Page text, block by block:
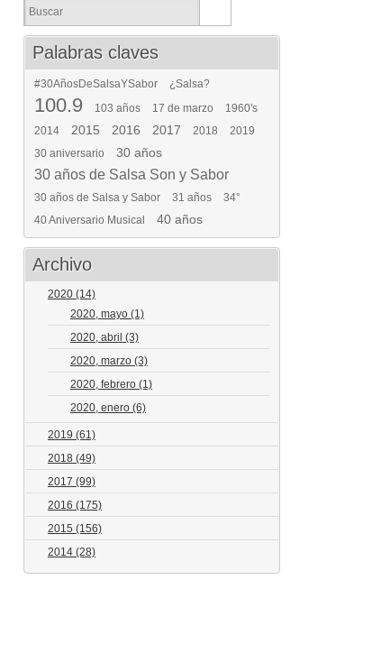
Palabras claves
#30AñosDeSalsaYSabor ¿Salsa?
100.9 103 años 17 de marzo
1960's
2014
2015 2016 2017 2018
2019
30 aniversario
30 años
30 años de Salsa Son y Sabor
30 años de Salsa y Sabor 31 años
34°
40 Aniversario Musical
40 años
Archivo
2020 (14)
2020, mayo (1)
2020, abril (3)
2020, marzo (3)
2020, febrero (1)
2020, enero (6)
2019 (61)
2018 (49)
2017 (99)
2016 (175)
2015 (156)
2014 (28)